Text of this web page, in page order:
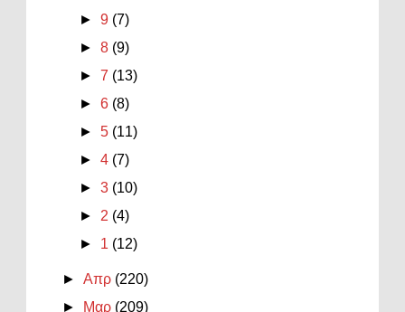
►9 (7)
►8 (9)
►7 (13)
►6 (8)
►5 (11)
►4 (7)
►3 (10)
► 2 (4)
► 1 (12)
►Απρ (220)
►
Μαρ (209)